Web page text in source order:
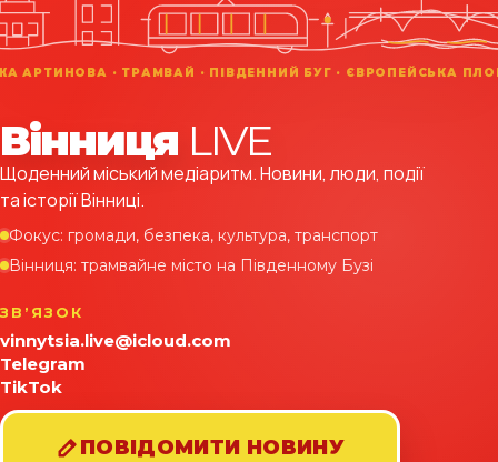
Вінниця LIVE
Щоденний міський медіаритм. Новини, люди, події
та історії Вінниці.
Фокус: громади, безпека, культура, транспорт
Вінниця: трамвайне місто на Південному Бузі
ЗВʼЯЗОК
vinnytsia.live@icloud.com
Telegram
TikTok
ПОВІДОМИТИ НОВИНУ